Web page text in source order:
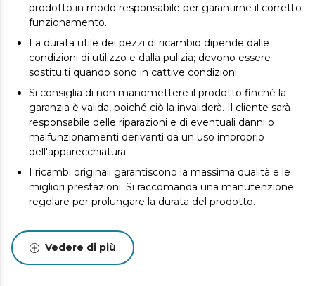
prodotto in modo responsabile per garantirne il corretto
funzionamento.
La durata utile dei pezzi di ricambio dipende dalle
condizioni di utilizzo e dalla pulizia; devono essere
sostituiti quando sono in cattive condizioni.
Si consiglia di non manomettere il prodotto finché la
garanzia è valida, poiché ciò la invaliderà. Il cliente sarà
responsabile delle riparazioni e di eventuali danni o
malfunzionamenti derivanti da un uso improprio
dell'apparecchiatura.
I ricambi originali garantiscono la massima qualità e le
migliori prestazioni. Si raccomanda una manutenzione
regolare per prolungare la durata del prodotto.
Vedere di più